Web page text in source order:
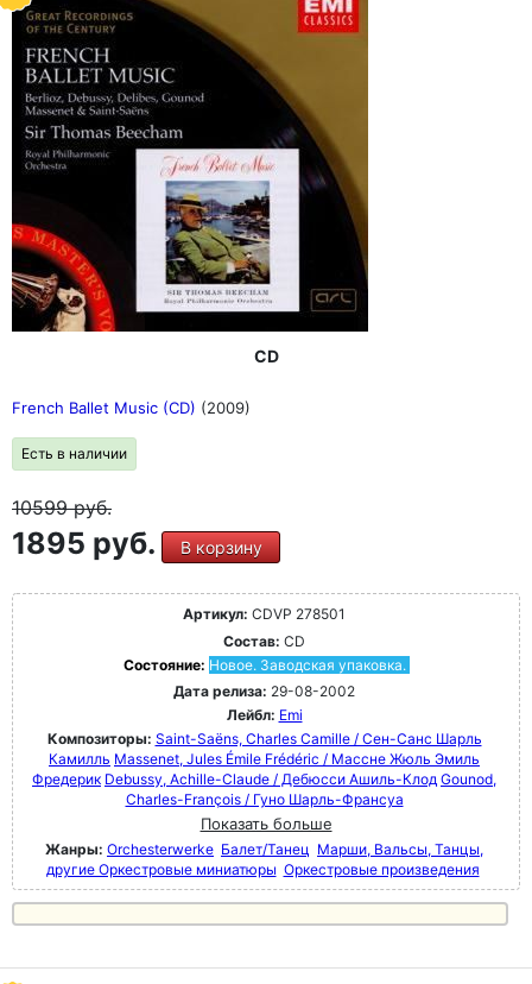
CD
French Ballet Music (CD) (2009)
Есть в наличии
10599руб.
1895 руб. В корзину
Артикул: CDVP 278501
Состав: CD
Состояние: Новое. Заводская упаковка.
Дата релиза: 29-08-2002
Лейбл: Emi
Композиторы: Saint-Saëns, Charles Camille / Сен-Санс Шарль
Камилль Massenet, Jules Émile Frédéric / Массне Жюль Эмиль
Фредерик Debussy, Achille-Claude / Дебюсси Ашиль-Клод Gounod,
Charles-François / Гуно Шарль-Франсуа
Показать больше
Жанры: Orchesterwerke Балет/Танец Марши, Вальсы, Танцы,
другие Оркестровые миниатюры Оркестровые произведения